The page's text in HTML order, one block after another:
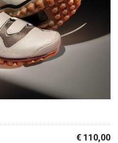
€ 110,00